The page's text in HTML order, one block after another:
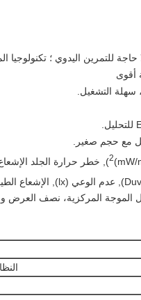
للتمرين اليدوي ؛ تكنولوجيا
2), خطر حرارة الجلد
الموجة المركزية، نصف العرض